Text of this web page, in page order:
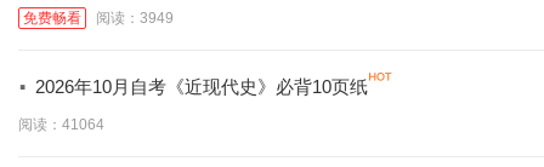
免费畅看 阅读：3949
· 2026年10月自考《近现代史》必背10页纸
阅读：41064